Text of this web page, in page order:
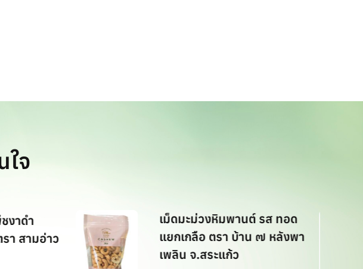
จ
าว
เม็ดมะม่วงหิมพานต์ รส ทอด
แยกเกลือ ตรา บ้าน ๗ หลังพา
เพลิน จ.สระแก้ว